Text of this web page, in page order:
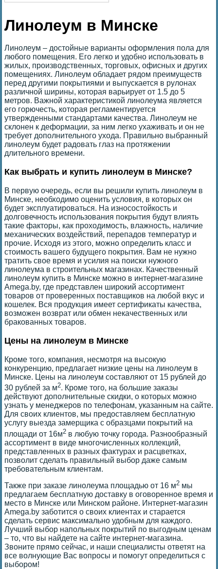
Линолеум в Минске
Линолеум – достойные варианты оформления пола для
любого помещения. Его легко и удобно использовать в
жилых, производственных, торговых, офисных и других
помещениях. Линолеум обладает рядом преимуществ
перед другими покрытиями и выпускается в рулонах
различной ширины, которая варьирует от 1.5 до 5
метров. Важной характеристикой линолеума является
его горючесть, которая регламентируется
утвержденными стандартами качества. Линолеум не
склонен к деформации, за ним легко ухаживать и он не
требует дополнительного ухода. Правильно выбранный
линолеум будет радовать глаз на протяжении
длительного времени.
Как выбрать и купить линолеум в Минске?
В первую очередь, если вы решили купить линолеум в
Минске, необходимо оценить условия, в которых он
будет эксплуатироваться. На износостойкость и
долговечность использования покрытия будут влиять
такие факторы, как проходимость, влажность, наличие
механических воздействий, перепадов температур и
прочие. Исходя из этого, можно определить класс и
стоимость вашего будущего покрытия. Вам не нужно
тратить свое время и усилия на поиски нужного
линолеума в строительных магазинах. Качественный
линолеум купить в Минске можно в интернет-магазине
Amega.by, где представлен широкий ассортимент
товаров от проверенных поставщиков на любой вкус и
кошелек. Вся продукция имеет сертификаты качества,
возможен возврат или обмен некачественных или
бракованных товаров.
Цены на линолеум в Минске
Кроме того, компания, несмотря на высокую
конкуренцию, предлагает низкие цены на линолеум в
Минске. Цены на линолеум составляют от 15 рублей до
30 рублей за м2. Кроме того, на большие заказы
действуют дополнительные скидки, о которых можно
узнать у менеджеров по телефонам, указанным на сайте.
Для своих клиентов, мы предоставляем бесплатную
услугу выезда замерщика с образцами покрытий на
площади от 16м2 в любую точку города. Разнообразный
ассортимент в виде многочисленных коллекций,
представленных в разных фактурах и расцветках,
позволит сделать правильный выбор даже самым
требовательным клиентам.
Также при заказе линолеума площадью от 16 м2 мы
предлагаем бесплатную доставку в оговоренное время и
место в Минске или Минском районе. Интернет-магазин
Amega.by заботится о своих клиентах и старается
сделать сервис максимально удобным для каждого.
Лучший выбор напольных покрытий по выгодным ценам
– то, что вы найдете на сайте интернет-магазина.
Звоните прямо сейчас, и наши специалисты ответят на
все волнующие Вас вопросы и помогут определиться с
выбором!